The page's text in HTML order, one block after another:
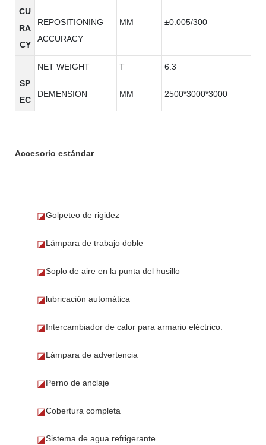
CU
RA
CY
REPOSITIONING
ACCURACY
MM ±0.005/300
SP
EC
NET WEIGHT T 6.3
DEMENSION MM 2500*3000*3000
Accesorio estándar
◪Golpeteo de rigidez
◪Lámpara de trabajo doble
◪Soplo de aire en la punta del husillo
◪lubricación automática
◪Intercambiador de calor para armario eléctrico.
◪Lámpara de advertencia
◪Perno de anclaje
◪Cobertura completa
◪Sistema de agua refrigerante